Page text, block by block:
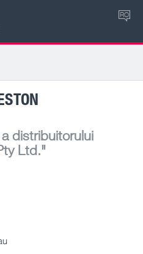
RO
distribuitorului
Ltd."